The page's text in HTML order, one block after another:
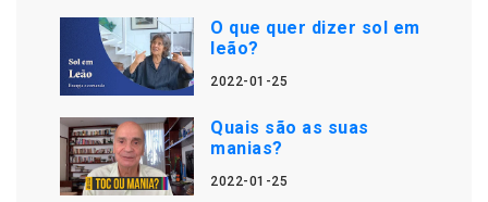
O que quer dizer sol em
leão?
2022-01-25
Quais são as suas
manias?
2022-01-25